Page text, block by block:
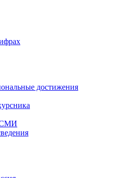
достижения
СМИ